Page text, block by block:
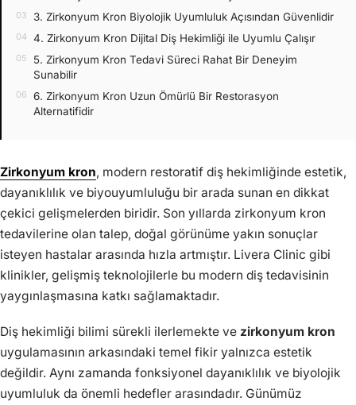
3. Zirkonyum Kron Biyolojik Uyumluluk Açısından Güvenlidir
4. Zirkonyum Kron Dijital Diş Hekimliği ile Uyumlu Çalışır
5. Zirkonyum Kron Tedavi Süreci Rahat Bir Deneyim
Sunabilir
6. Zirkonyum Kron Uzun Ömürlü Bir Restorasyon
Alternatifidir
Zirkonyum kron, modern restoratif diş hekimliğinde estetik,
dayanıklılık ve biyouyumluluğu bir arada sunan en dikkat
çekici gelişmelerden biridir. Son yıllarda zirkonyum kron
tedavilerine olan talep, doğal görünüme yakın sonuçlar
isteyen hastalar arasında hızla artmıştır. Livera Clinic gibi
klinikler, gelişmiş teknolojilerle bu modern diş tedavisinin
yaygınlaşmasına katkı sağlamaktadır.
Diş hekimliği bilimi sürekli ilerlemekte ve zirkonyum kron
uygulamasının arkasındaki temel fikir yalnızca estetik
değildir. Aynı zamanda fonksiyonel dayanıklılık ve biyolojik
uyumluluk da önemli hedefler arasındadır. Günümüz